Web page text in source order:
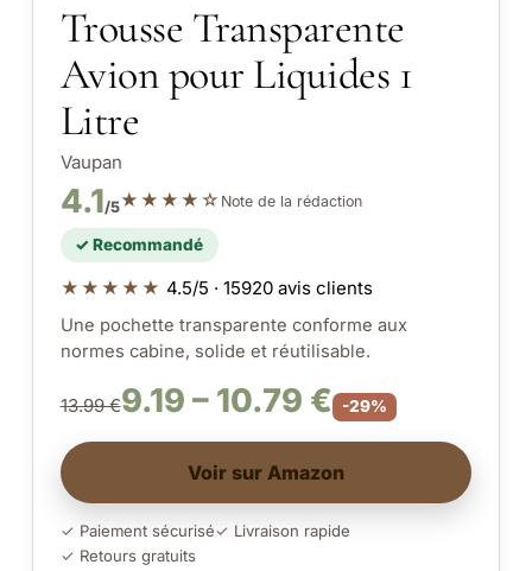
Trousse Transparente
Avion pour Liquides 1
Litre
Vaupan
4.1/5★★★★☆ Note de la rédaction
✓ Recommandé
★★★★★ 4.5/5 · 15920 avis clients
Une pochette transparente conforme aux
normes cabine, solide et réutilisable.
13.99 €9.19 – 10.79 € -29%
Voir sur Amazon
✓ Paiement sécurisé✓ Livraison rapide
✓ Retours gratuits